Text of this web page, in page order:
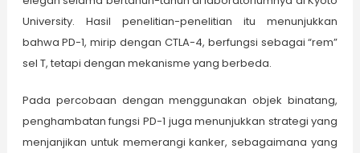
University. Hasil penelitian-penelitian itu menunjukkan
bahwa PD-1, mirip dengan CTLA-4, berfungsi sebagai “rem”
sel T, tetapi dengan mekanisme yang berbeda.
Pada percobaan dengan menggunakan objek binatang,
penghambatan fungsi PD-1 juga menunjukkan strategi yang
menjanjikan untuk memerangi kanker, sebagaimana yang